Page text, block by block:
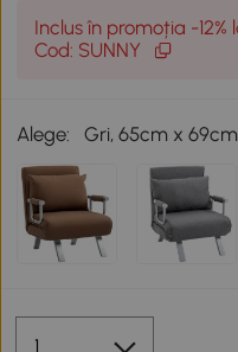
Inclus în promoția -12%
Cod: SUNNY
Alege: Gri, 65cm x